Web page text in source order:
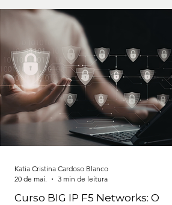
Curso BIG IP F5 Networks: O
Katia Cristina Cardoso Blanco
20 de mai.
3 min de leitura